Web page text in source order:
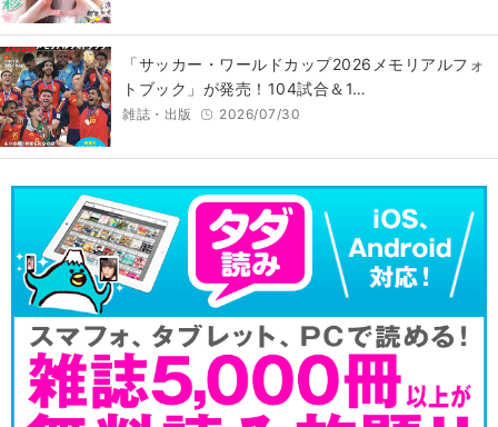
「サッカー・ワールドカップ2026メモリアルフォ
トブック」が発売！104試合＆1…
雑誌・出版 2026/07/30